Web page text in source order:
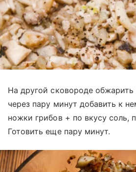
На другой сковороде обжарить
через пару минут добавить к
ножки грибов + по вкусу соль,
Готовить еще пару минут.